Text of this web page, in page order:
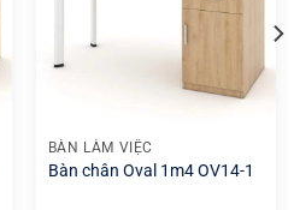
BÀN LÀM VIỆC
Bàn chân Oval 1m4 OV14-1